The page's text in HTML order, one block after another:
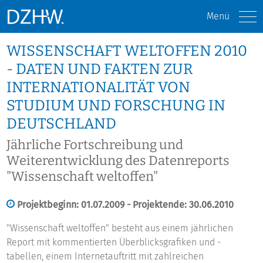
Menü
WISSENSCHAFT WELTOFFEN 2010
- DATEN UND FAKTEN ZUR
INTERNATIONALITÄT VON
STUDIUM UND FORSCHUNG IN
DEUTSCHLAND
Jährliche Fortschreibung und
Weiterentwicklung des Datenreports
"Wissenschaft weltoffen"
Projektbeginn: 01.07.2009 - Projektende: 30.06.2010
"Wissenschaft weltoffen" besteht aus einem jährlichen
Report mit kommentierten Überblicksgrafiken und -
tabellen, einem Internetauftritt mit zahlreichen